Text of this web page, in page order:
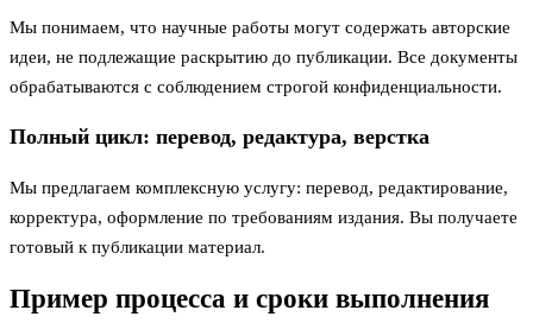
Мы понимаем, что научные работы могут содержать авторские
идеи, не подлежащие раскрытию до публикации. Все документы
обрабатываются с соблюдением строгой конфиденциальности.
Полный цикл: перевод, редактура, верстка
Мы предлагаем комплексную услугу: перевод, редактирование,
корректура, оформление по требованиям издания. Вы получаете
готовый к публикации материал.
Пример процесса и сроки выполнения